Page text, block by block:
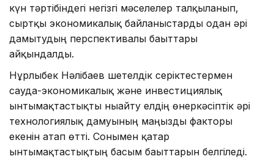
күн тәртібіндегі негізгі мәселелер талқыланып,
сыртқы экономикалық байланыстарды одан әрі
дамытудың перспективалы бағыттары
айқындалды.
Нұрлыбек Нәлібаев шетелдік серіктестермен
сауда-экономикалық және инвестициялық
ынтымақтастықты нығайту елдің өнеркәсіптік әрі
технологиялық дамуының маңызды факторы
екенін атап өтті. Сонымен қатар
ынтымақтастықтың басым бағыттарын белгіледі.